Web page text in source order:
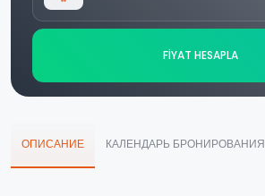
FİYAT HESAPLA
ОПИСАНИЕ КАЛЕНДАРЬ БРОНИРОВАНИЯ